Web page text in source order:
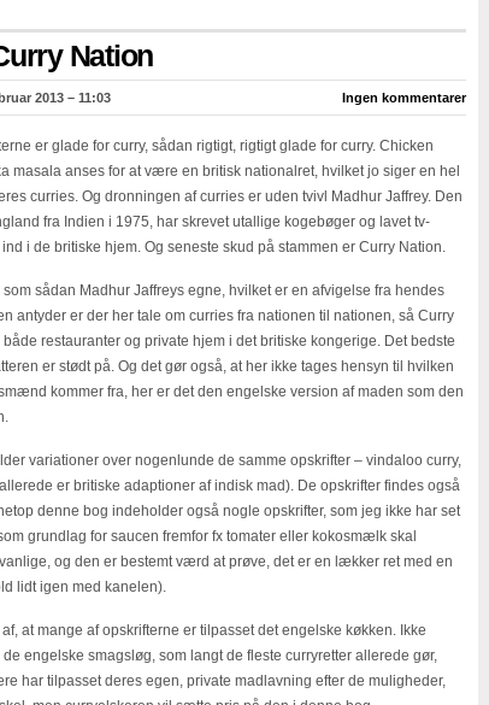
Nation
2013 – 11:03 Ingen kommentarer
er glade for curry, sådan rigtigt, rigtigt glade for curry. Chicken
masala anses for at være en britisk nationalret, hvilket jo siger en hel
curries. Og dronningen af curries er uden tvivl Madhur Jaffrey. Den
fra Indien i 1975, har skrevet utallige kogebøger og lavet tv-
i de britiske hjem. Og seneste skud på stammen er Curry Nation.
sådan Madhur Jaffreys egne, hvilket er en afvigelse fra hendes
antyder er der her tale om curries fra nationen til nationen, så Curry
restauranter og private hjem i det britiske kongerige. Det bedste
er stødt på. Og det gør også, at her ikke tages hensyn til hvilken
kommer fra, her er det den engelske version af maden som den
variationer over nogenlunde de samme opskrifter – vindaloo curry,
er britiske adaptioner af indisk mad). De opskrifter findes også
denne bog indeholder også nogle opskrifter, som jeg ikke har set
grundlag for saucen fremfor fx tomater eller kokosmælk skal
og den er bestemt værd at prøve, det er en lækker ret med en
lidt igen med kanelen).
at mange af opskrifterne er tilpasset det engelske køkken. Ikke
engelske smagsløg, som langt de fleste curryretter allerede gør,
har tilpasset deres egen, private madlavning efter de muligheder,